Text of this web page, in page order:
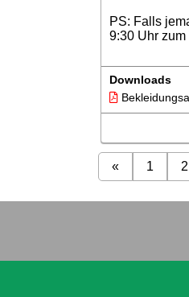
PS: Falls
9:30 Uhr
Downloads
« 1 2